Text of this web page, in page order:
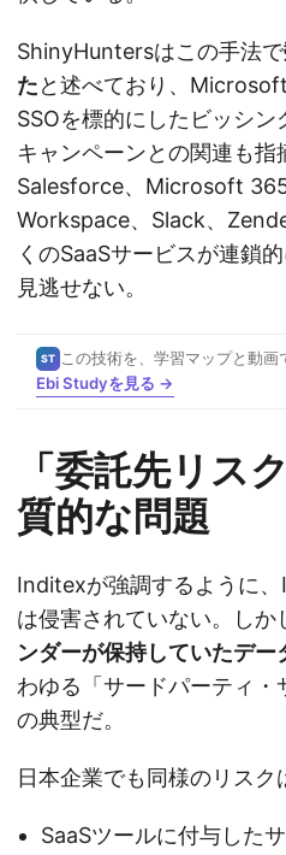
ShinyHuntersはこの手法で
たと述べており、
SSOを標的にしたビッシン
キャンペーンとの関連も指
Salesforce、Microsoft
Workspace、Slack、
くのSaaSサービスが連鎖
見逃せない。
ST この技術を、学習マップと動画
Ebi Studyを見る →
「委託先リス
質的な問題
Inditexが強調するように
は侵害されていない。しか
ンダーが保持していたデー
わゆる「サードパーティ・
の典型だ。
日本企業でも同様のリスク
SaaSツールに付与した